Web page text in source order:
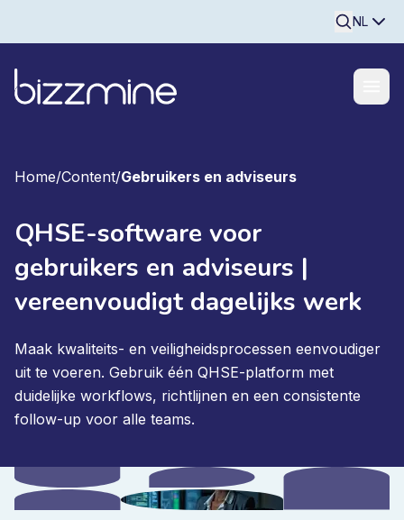
Searchine
NL
Home/Content/Gebruikers en adviseurs
QHSE-software voor
gebruikers en adviseurs |
vereenvoudigt dagelijks werk
Maak kwaliteits- en veiligheidsprocessen eenvoudiger
uit te voeren. Gebruik één QHSE-platform met
duidelijke workflows, richtlijnen en een consistente
follow-up voor alle teams.